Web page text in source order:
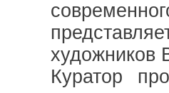
художников
Куратор